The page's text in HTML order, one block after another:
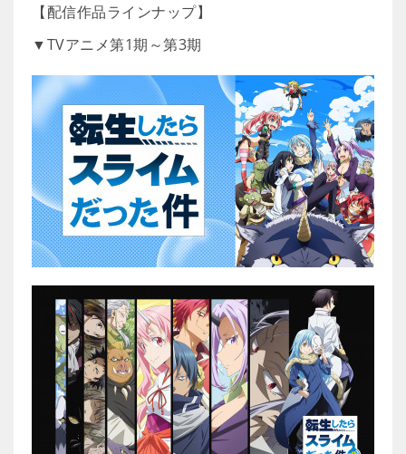
【配信作品ラインナップ】
▼TVアニメ第1期～第3期